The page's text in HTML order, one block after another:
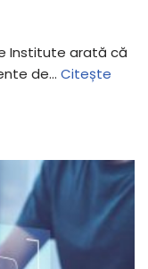
Institute arată că
de… Citește